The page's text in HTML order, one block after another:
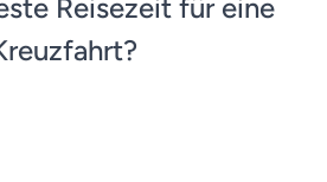
Reisezeit für eine